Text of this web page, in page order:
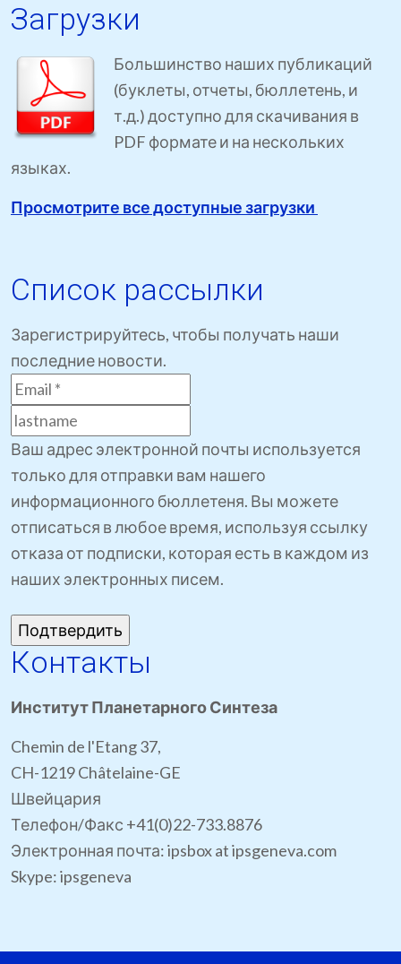
Загрузки
Большинство наших публикаций
(буклеты, отчеты, бюллетень, и
т.д.) доступно для скачивания в
PDF формате и на нескольких
языках.
Просмотрите все доступные загрузки
Список рассылки
Зарегистрируйтесь, чтобы получать наши
последние новости.
Ваш адрес электронной почты используется
только для отправки вам нашего
информационного бюллетеня. Вы можете
отписаться в любое время, используя ссылку
отказа от подписки, которая есть в каждом из
наших электронных писем.
Контакты
Институт Планетарного Синтеза
Chemin de l'Etang 37,
CH-1219 Châtelaine-GE
Швейцария
Телефон/Факс +41(0)22-733.8876
Электронная почта: ipsbox at ipsgeneva.com
Skype: ipsgeneva